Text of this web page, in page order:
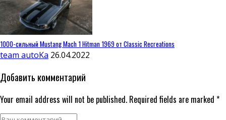
1000-сильный Mustang Mach 1 Hitman 1969 от Classic Recreations
team autoKa 26.04.2022
Добавить комментарий
Your email address will not be published. Required fields are marked *